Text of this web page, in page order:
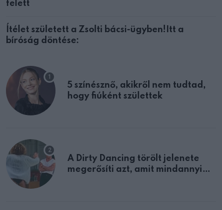
felett
Ítélet született a Zsolti bácsi-ügyben!Itt a
bíróság döntése:
5 színésznő, akikről nem tudtad,
hogy fiúként születtek
A Dirty Dancing törölt jelenete
megerősíti azt, amit mindannyian